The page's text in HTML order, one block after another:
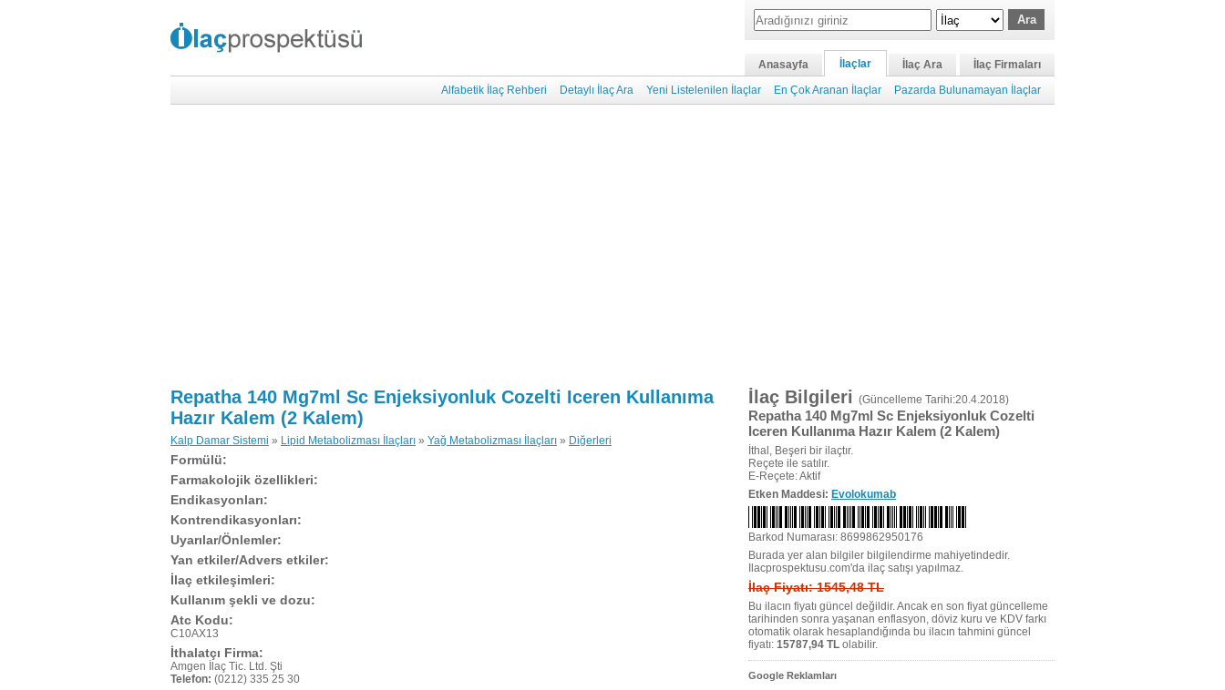
Anasayfa İlaçlar İlaç Ara
İlaç Firmaları
Alfabetik İlaç Rehberi
Detaylı İlaç Ara Yeni Listelenilen İlaçlar En Çok Aranan İlaçlar Pazarda Bulunamayan İlaçlar
Repatha 140 Mg7ml Sc Enjeksiyonluk Cozelti Iceren Kullanıma
Hazır Kalem (2 Kalem)
Kalp Damar Sistemi » Lipid Metabolizması İlaçları » Yağ Metabolizması İlaçları » Diğerleri
Formülü:
Farmakolojik özellikleri:
Endikasyonları:
Kontrendikasyonları:
Uyarılar/Önlemler:
Yan etkiler/Advers etkiler:
İlaç etkileşimleri:
Kullanım şekli ve dozu:
Atc Kodu:
C10AX13
İthalatçı Firma:
Amgen İlaç Tic. Ltd. Şti
Telefon: (0212) 335 25 30
İlaç Bilgileri (Güncelleme Tarihi:20.4.2018)
Repatha 140 Mg7ml Sc Enjeksiyonluk Cozelti
Iceren Kullanıma Hazır Kalem (2 Kalem)
İthal, Beşeri bir ilaçtır.
Reçete ile satılır.
E-Reçete: Aktif
Etken Maddesi: Evolokumab
Barkod Numarası: 8699862950176
Burada yer alan bilgiler bilgilendirme mahiyetindedir.
Ilacprospektusu.com'da ilaç satışı yapılmaz.
İlaç Fiyatı: 1545,48 TL
Bu ilacın fiyatı güncel değildir. Ancak en son fiyat güncelleme
tarihinden sonra yaşanan enflasyon, döviz kuru ve KDV farkı
otomatik olarak hesaplandığında bu ilacın tahmini güncel
fiyatı: 15787,94 TL olabilir.
Google Reklamları